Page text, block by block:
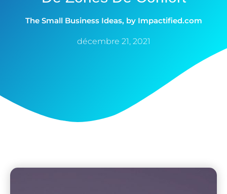
The Small Business Ideas, by Impactified.com
décembre 21, 2021